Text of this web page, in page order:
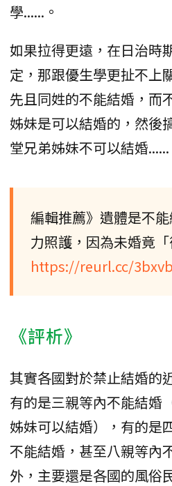
學......。
如果拉得更遠，在日治時
定，那跟優生學更扯不上
先且同姓的不能結婚，而
姊妹是可以結婚的，然後
堂兄弟姊妹不可以結婚......
編輯推薦》遺體是不
力照護，因為未婚竟
https://reurl.cc/
《評析》
其實各國對於禁止結婚的
有的是三親等內不能結婚
姊妹可以結婚），有的是
不能結婚，甚至八親等內
外，主要還是各國的風俗